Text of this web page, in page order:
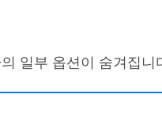
일부 옵션이 숨겨집니